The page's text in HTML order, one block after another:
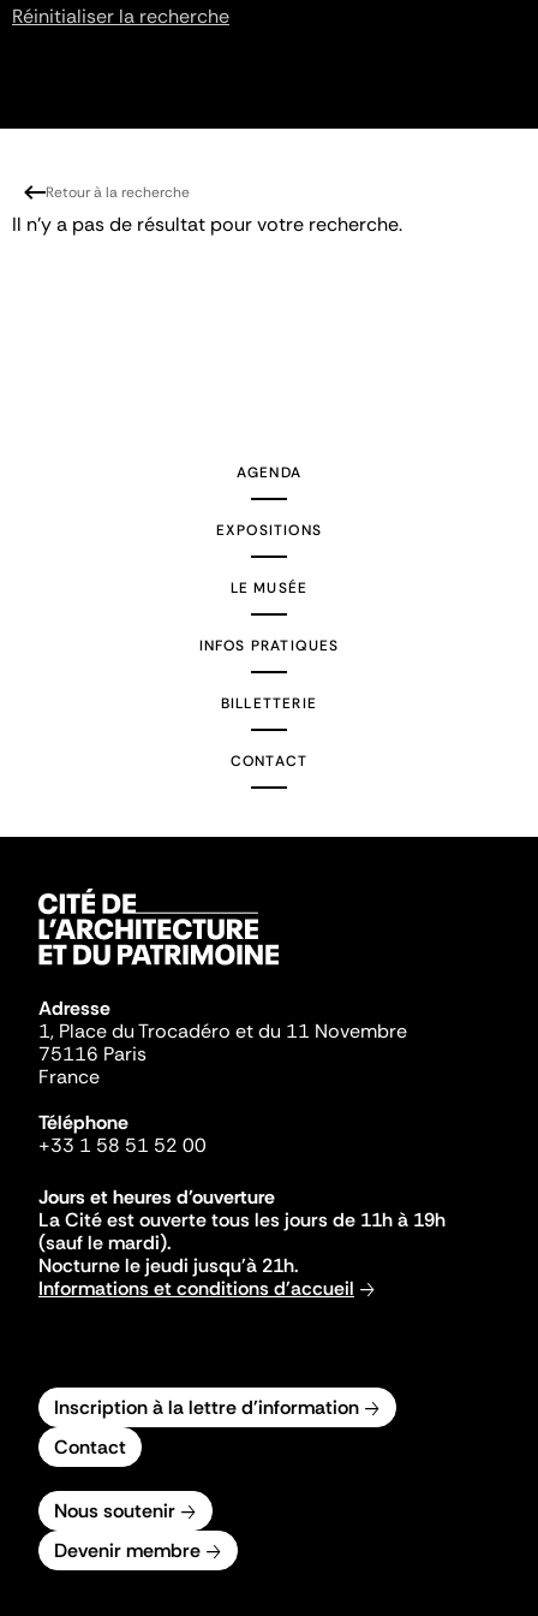
Réinitialiser la recherche
Retour à la recherche
Il n'y a pas de résultat pour votre recherche.
AGENDA
EXPOSITIONS
LE MUSÉE
INFOS PRATIQUES
BILLETTERIE
CONTACT
Adresse
1, Place du Trocadéro et du 11 Novembre
75116 Paris
France
Téléphone
+33 1 58 51 52 00
Jours et heures d'ouverture
La Cité est ouverte tous les jours de 11h à 19h
(sauf le mardi).
Nocturne le jeudi jusqu'à 21h.
Informations et conditions d'accueil
Inscription à la lettre d'information
Contact
Nous soutenir
Devenir membre